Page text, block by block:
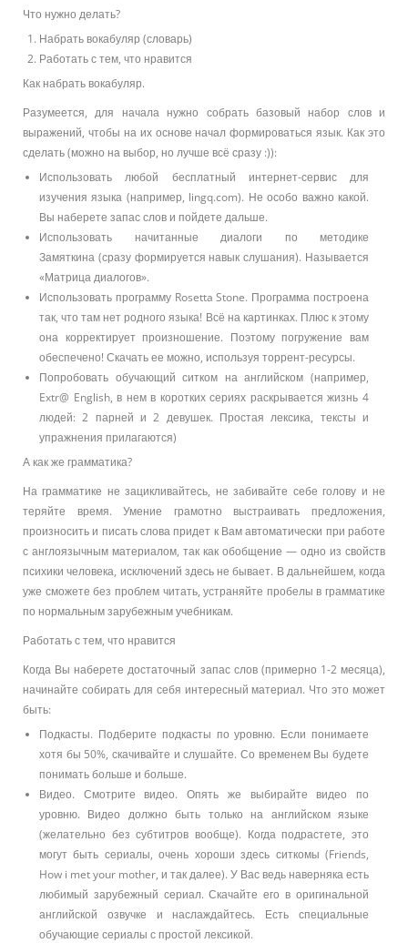
Что нужно делать?
Набрать вокабуляр (словарь)
Работать с тем, что нравится
Как набрать вокабуляр.
Разумеется, для начала нужно собрать базовый набор слов и
выражений, чтобы на их основе начал формироваться язык. Как это
сделать (можно на выбор, но лучше всё сразу :)):
Использовать любой бесплатный интернет-сервис для
изучения языка (например, lingq.com). Не особо важно какой.
Вы наберете запас слов и пойдете дальше.
Использовать начитанные диалоги по методике
Замяткина (сразу формируется навык слушания). Называется
«Матрица диалогов».
Использовать программу Rosetta Stone. Программа построена
так, что там нет родного языка! Всё на картинках. Плюс к этому
она корректирует произношение. Поэтому погружение вам
обеспечено! Скачать ее можно, используя торрент-ресурсы.
Попробовать обучающий ситком на английском (например,
Extr@ English, в нем в коротких сериях раскрывается жизнь 4
людей: 2 парней и 2 девушек. Простая лексика, тексты и
упражнения прилагаются)
А как же грамматика?
На грамматике не зацикливайтесь, не забивайте себе голову и не
теряйте время. Умение грамотно выстраивать предложения,
произносить и писать слова придет к Вам автоматически при работе
с англоязычным материалом, так как обобщение — одно из свойств
психики человека, исключений здесь не бывает. В дальнейшем, когда
уже сможете без проблем читать, устраняйте пробелы в грамматике
по нормальным зарубежным учебникам.
Работать с тем, что нравится
Когда Вы наберете достаточный запас слов (примерно 1-2 месяца),
начинайте собирать для себя интересный материал. Что это может
быть:
Подкасты. Подберите подкасты по уровню. Если понимаете
хотя бы 50%, скачивайте и слушайте. Со временем Вы будете
понимать больше и больше.
Видео. Смотрите видео. Опять же выбирайте видео по
уровню. Видео должно быть только на английском языке
(желательно без субтитров вообще). Когда подрастете, это
могут быть сериалы, очень хороши здесь ситкомы (Friends,
How i met your mother, и так далее). У Вас ведь наверняка есть
любимый зарубежный сериал. Скачайте его в оригинальной
английской озвучке и наслаждайтесь. Есть специальные
обучающие сериалы с простой лексикой.